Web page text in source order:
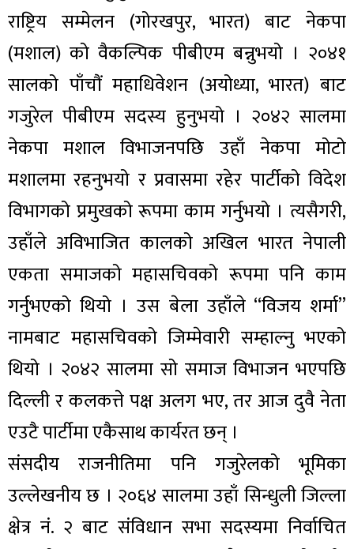
राष्ट्रिय सम्मेलन (गोरखपुर, भारत) बाट नेकपा
(मशाल) को वैकल्पिक पीबीएम बन्नुभयो । २०४१
सालको पाँचौं महाधिवेशन (अयोध्या, भारत) बाट
गजुरेल पीबीएम सदस्य हुनुभयो । २०४२ सालमा
नेकपा मशाल विभाजनपछि उहाँ नेकपा मोटो
मशालमा रहनुभयो र प्रवासमा रहेर पार्टीको विदेश
विभागको प्रमुखको रूपमा काम गर्नुभयो । त्यसैगरी,
उहाँले अविभाजित कालको अखिल भारत नेपाली
एकता समाजको महासचिवको रूपमा पनि काम
गर्नुभएको थियो । उस बेला उहाँले “विजय शर्मा”
नामबाट महासचिवको जिम्मेवारी सम्हाल्नु भएको
थियो । २०४२ सालमा सो समाज विभाजन भएपछि
दिल्ली र कलकत्ते पक्ष अलग भए, तर आज दुवै नेता
एउटै पार्टीमा एकैसाथ कार्यरत छन् ।
संसदीय राजनीतिमा पनि गजुरेलको भूमिका
उल्लेखनीय छ । २०६४ सालमा उहाँ सिन्धुली जिल्ला
क्षेत्र नं. २ बाट संविधान सभा सदस्यमा निर्वाचित